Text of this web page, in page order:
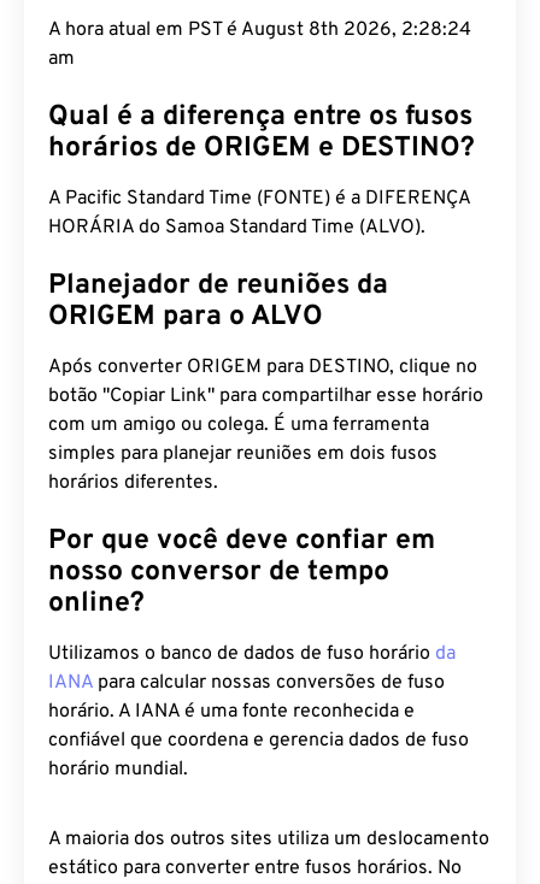
A hora atual em PST é August 8th 2026, 2:28:25
am
Qual é a diferença entre os fusos
horários de ORIGEM e DESTINO?
A Pacific Standard Time (FONTE) é a DIFERENÇA
HORÁRIA do Samoa Standard Time (ALVO).
Planejador de reuniões da
ORIGEM para o ALVO
Após converter ORIGEM para DESTINO, clique no
botão "Copiar Link" para compartilhar esse horário
com um amigo ou colega. É uma ferramenta
simples para planejar reuniões em dois fusos
horários diferentes.
Por que você deve confiar em
nosso conversor de tempo
online?
Utilizamos o banco de dados de fuso horário da
IANA para calcular nossas conversões de fuso
horário. A IANA é uma fonte reconhecida e
confiável que coordena e gerencia dados de fuso
horário mundial.
A maioria dos outros sites utiliza um deslocamento
estático para converter entre fusos horários. No